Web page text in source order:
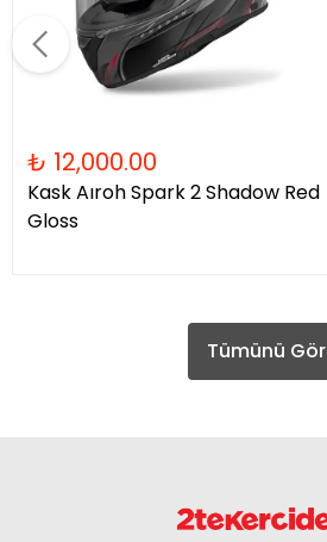
₺ 12,000.00
Kask Aıroh Spark 2 Shadow Red
Gloss
Tümünü Gör